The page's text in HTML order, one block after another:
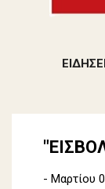
- Μαρτίου